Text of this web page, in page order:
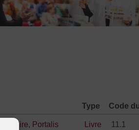
Type Code
histoire, Portalis Livre 11.1